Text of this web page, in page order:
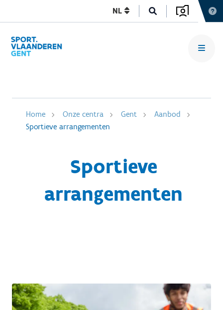
NL
Home Onze centra Gent
Aanbod
Sportieve arrangementen
Sportieve
arrangementen